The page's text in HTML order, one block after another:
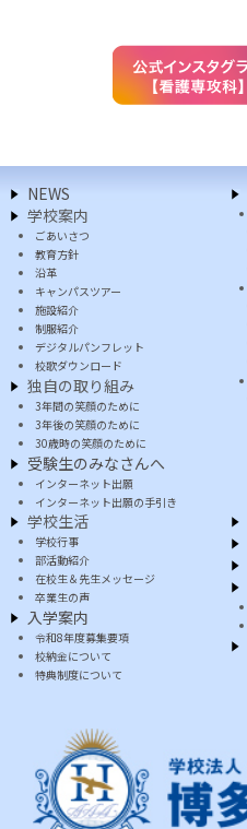
NEWS
学校案内
ごあいさつ
教育方針
沿革
キャンパスツアー
施設紹介
制服紹介
デジタルパンフレット
校歌ダウンロード
独自の取り組み
3年間の笑顔のために
3年後の笑顔のために
30歳時の笑顔のために
受験生のみなさんへ
インターネット出願
インターネット出願の手引き
学校生活
学校行事
部活動紹介
在校生＆先生メッセージ
卒業生の声
入学案内
令和8年度募集要項
校納金について
特典制度について